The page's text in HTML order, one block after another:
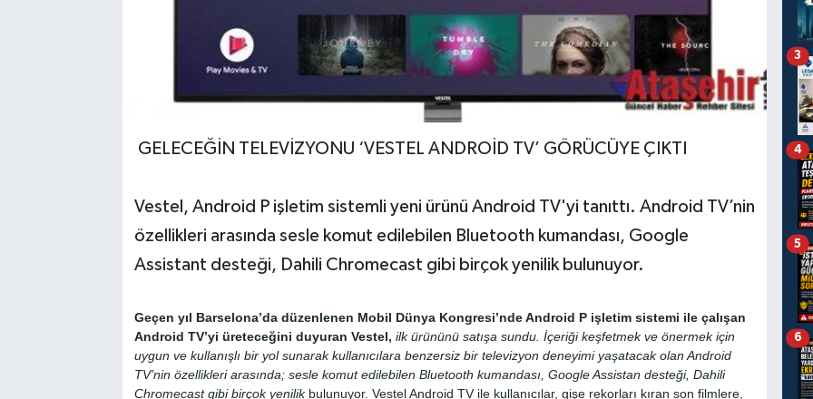
GELECEĞİN TELEVİZYONU ‘VESTEL ANDROİD TV’ GÖRÜCÜYE ÇIKTI
Vestel, Android P işletim sistemli yeni ürünü Android TV'yi tanıttı. Android TV’nin
özellikleri arasında sesle komut edilebilen Bluetooth kumandası, Google
Assistant desteği, Dahili Chromecast gibi birçok yenilik bulunuyor.
Geçen yıl Barselona’da düzenlenen Mobil Dünya Kongresi’nde Android P işletim sistemi ile çalışan
Android TV’yi üreteceğini duyuran Vestel, ilk ürününü satışa sundu. İçeriği keşfetmek ve önermek için
uygun ve kullanışlı bir yol sunarak kullanıcılara benzersiz bir televizyon deneyimi yaşatacak olan Android
TV’nin özellikleri arasında; sesle komut edilebilen Bluetooth kumandası, Google Assistan desteği, Dahili
Chromecast gibi birçok yenilikbulunuyor. Vestel Android TV ile kullanıcılar, gişe rekorları kıran son filmlere,
3
4
5
6